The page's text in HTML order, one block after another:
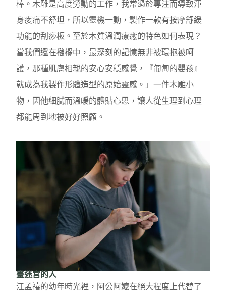
棒。木雕是高度勞動的工作，我常過於專注而導致渾
身痠痛不舒坦，所以靈機一動，製作一款有按摩舒緩
功能的刮痧板。至於木質溫潤療癒的特色如何表現？
當我們還在襁褓中，最深刻的記憶無非被環抱被呵
護，那種肌膚相親的安心安穩感覺，『匍匐的嬰孩』
就成為我製作形體造型的原始靈感。」一件木雕小
物，因他細膩而溫暖的體貼心思，讓人從生理到心理
都能周到地被好好照顧。
畫迷宮的人
江孟禧的幼年時光裡，阿公阿嬤在絕大程度上代替了